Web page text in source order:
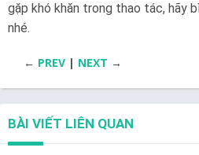
gặp khó khăn trong thao tác, hãy
nhé.
← PREV | NEXT →
BÀI VIẾT LIÊN QUAN